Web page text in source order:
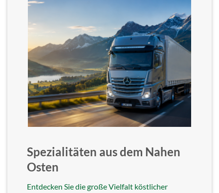
Spezialitäten aus dem Nahen
Osten
Entdecken Sie die große Vielfalt köstlicher